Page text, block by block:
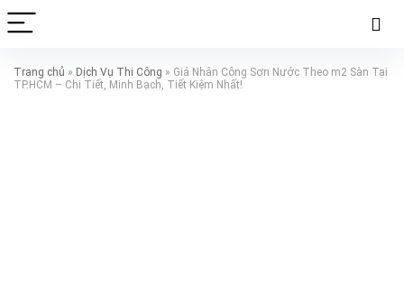
Trang chủ » Dịch Vụ Thi Công » Giá Nhân Công Sơn Nước Theo m2 Sàn Tại
TP.HCM – Chi Tiết, Minh Bạch, Tiết Kiệm Nhất!